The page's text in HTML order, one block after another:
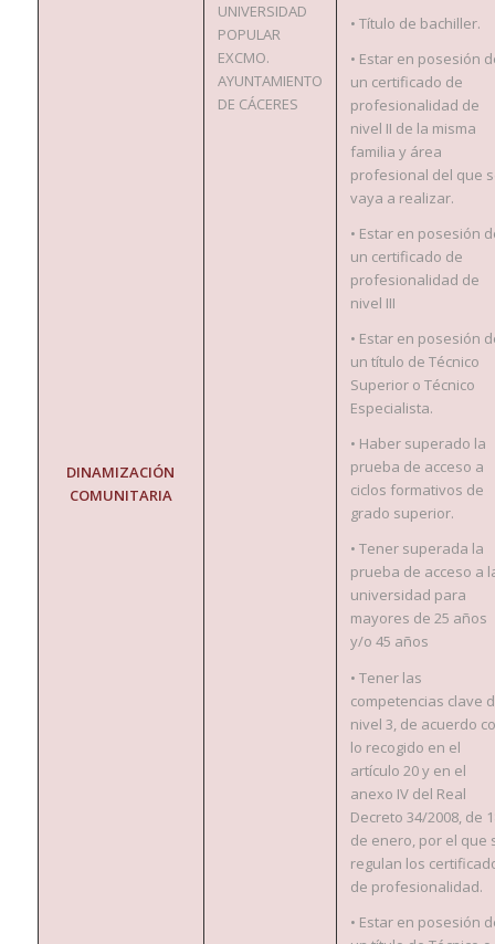
DINAMIZACIÓN
COMUNITARIA
UNIVERSIDAD
POPULAR
EXCMO.
AYUNTAMIENTO
DE CÁCERES
• Título de bachiller.
• Estar en posesión
un certificado de
profesionalidad de
nivel II de la misma
familia y área
profesional del que
vaya a realizar.
• Estar en posesión
un certificado de
profesionalidad de
nivel III
• Estar en posesión
un título de Técnico
Superior o Técnico
Especialista.
• Haber superado la
prueba de acceso a
ciclos formativos de
grado superior.
• Tener superada la
prueba de acceso a
universidad para
mayores de 25 años
y/o 45 años
• Tener las
competencias clave
nivel 3, de acuerdo
lo recogido en el
artículo 20 y en el
anexo IV del Real
Decreto 34/2008, de
de enero, por el que
regulan los
de profesionalidad.
• Estar en posesión